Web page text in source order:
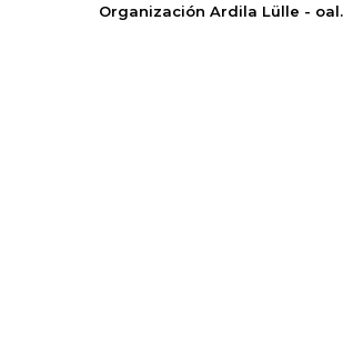
Organización Ardila Lülle -